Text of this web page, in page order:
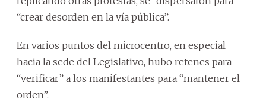
“crear desorden en la vía pública”.
En varios puntos del microcentro, en especial
hacia la sede del Legislativo, hubo retenes para
“verificar” a los manifestantes para “mantener el
orden”.